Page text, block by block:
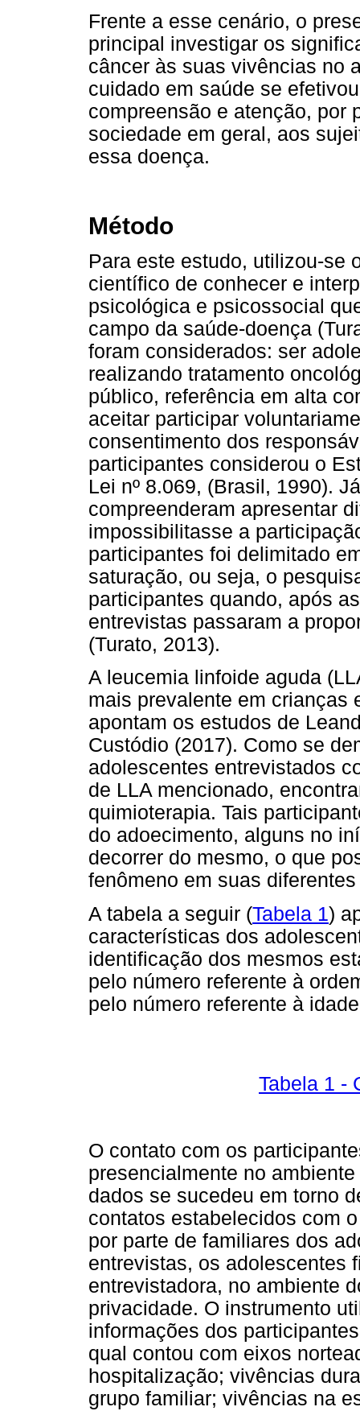
Frente a esse cenário, o
principal investigar os
câncer às suas vivências no
cuidado em saúde se
compreensão e atenção, por
sociedade em geral, aos
essa doença.
Método
Para este estudo, utilizou-se
científico de conhecer e
psicológica e psicossocial
campo da saúde-doença
foram considerados: ser
realizando tratamento
público, referência em alta
aceitar participar
consentimento dos
participantes considerou o
Lei nº 8.069, (Brasil, 1990).
compreenderam apresentar
impossibilitasse a
participantes foi delimitado
saturação, ou seja, o
participantes quando, após
entrevistas passaram a
(Turato, 2013).
A leucemia linfoide aguda
mais prevalente em crianças
apontam os estudos de
Custódio (2017). Como se
adolescentes entrevistados
de LLA mencionado,
quimioterapia. Tais
do adoecimento, alguns no
decorrer do mesmo, o que
fenômeno em suas
A tabela a seguir (Tabela 1)
características dos
identificação dos mesmos
pelo número referente à
pelo número referente à
Tabela 1 -
O contato com os
presencialmente no
dados se sucedeu em torno
contatos estabelecidos com
por parte de familiares dos
entrevistas, os adolescentes
entrevistadora, no ambiente
privacidade. O instrumento
informações dos
qual contou com eixos
hospitalização; vivências
grupo familiar; vivências na